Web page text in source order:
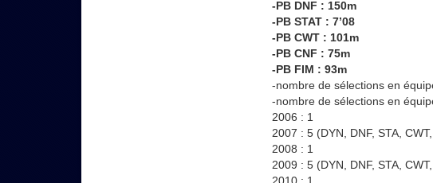
-PB DNF : 150m
-PB STAT : 7’08
-PB CWT : 101m
-PB CNF : 75m
-PB FIM : 93m
-nombre de sélections en
-nombre de sélections en
2006 : 1
2007 : 5 (DYN, DNF, STA,
2008 : 1
2009 : 5 (DYN, DNF, STA,
2010 : 1